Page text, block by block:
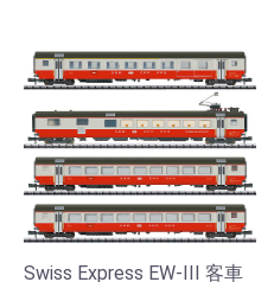
Swiss Express EW-III 客車